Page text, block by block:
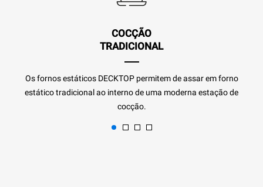
COCÇÃO
TRADICIONAL
Os fornos estáticos DECKTOP permitem de assar em forno
estático tradicional ao interno de uma moderna estação de
cocção.